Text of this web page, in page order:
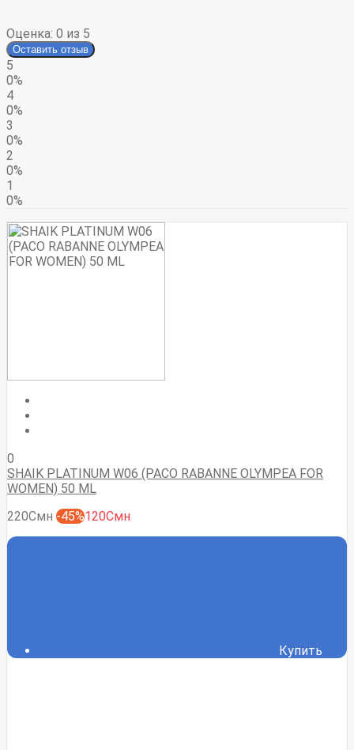
Оценка: 0 из 5
Оставить отзыв
5
0%
4
0%
3
0%
2
0%
1
0%
0
SHAIK PLATINUM W06 (PACO RABANNE OLYMPEA FOR
WOMEN) 50 ML
220Смн -45%120Смн
Купить